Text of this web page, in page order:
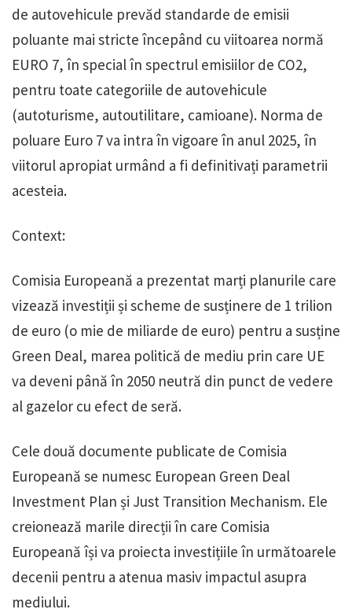
de autovehicule prevăd standarde de emisii
poluante mai stricte începând cu viitoarea normă
EURO 7, în special în spectrul emisiilor de CO2,
pentru toate categoriile de autovehicule
(autoturisme, autoutilitare, camioane). Norma de
poluare Euro 7 va intra în vigoare în anul 2025, în
viitorul apropiat urmând a fi definitivați parametrii
acesteia.
Context:
Comisia Europeană a prezentat marți planurile care
vizează investiții și scheme de susținere de 1 trilion
de euro (o mie de miliarde de euro) pentru a susține
Green Deal, marea politică de mediu prin care UE
va deveni până în 2050 neutră din punct de vedere
al gazelor cu efect de seră.
Cele două documente publicate de Comisia
Europeană se numesc European Green Deal
Investment Plan și Just Transition Mechanism. Ele
creionează marile direcții în care Comisia
Europeană își va proiecta investițiile în următoarele
decenii pentru a atenua masiv impactul asupra
mediului.